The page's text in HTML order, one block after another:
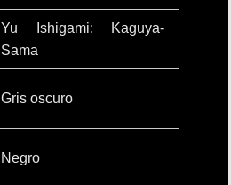
Yu Ishigami: Kaguya-
Sama
Gris oscuro
Negro